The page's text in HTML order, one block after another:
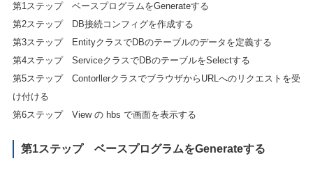
第1ステップ ベースプログラムをGenerateする
第2ステップ DB接続コンフィグを作成する
第3ステップ EntityクラスでDBのテーブルのデータを定義する
第4ステップ ServiceクラスでDBのテーブルをSelectする
第5ステップ ContorllerクラスでブラウザからURLへのリクエストを受
け付ける
第6ステップ View の hbs で画面を表示する
第1ステップ ベースプログラムをGenerateする